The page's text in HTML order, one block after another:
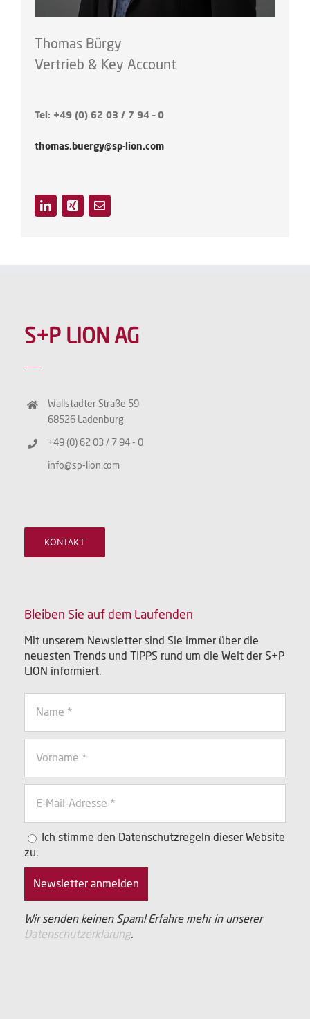
Thomas Bürgy
Vertrieb & Key Account
Tel: +49 (0) 62 03 / 7 94 – 0
thomas.buergy@sp-lion.com
S+P LION AG
Wallstadter Straße 59
68526 Ladenburg
+49 (0) 62 03 / 7 94 - 0
info@sp-lion.com
KONTAKT
Bleiben Sie auf dem Laufenden
Mit unserem Newsletter sind Sie immer über die
neuesten Trends und TIPPS rund um die Welt der S+P
LION informiert.
Ich stimme den Datenschutzregeln dieser Website
zu.
Wir senden keinen Spam! Erfahre mehr in unserer
Datenschutzerklärung.